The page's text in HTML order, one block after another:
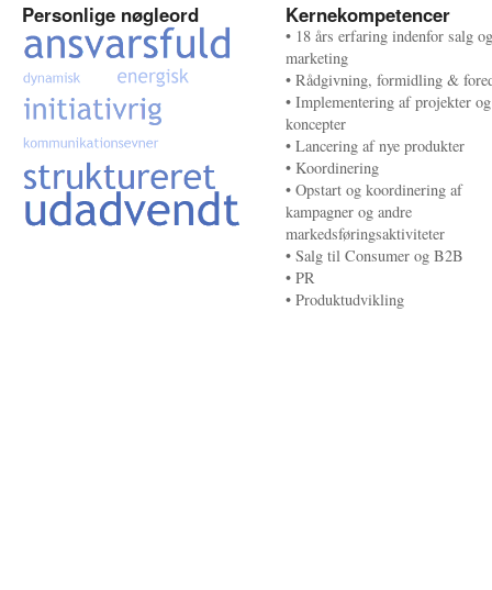
Personlige nøgleord Kernekompetencer
• 18 års erfaring indenfor salg og
marketing
• Rådgivning, formidling &
• Implementering af projekter og
koncepter
• Lancering af nye produkter
• Koordinering
• Opstart og koordinering af
kampagner og andre
markedsføringsaktiviteter
• Salg til Consumer og B2B
• PR
• Produktudvikling